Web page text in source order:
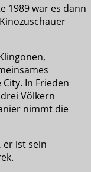
1989 war es dann
In Frieden
Völkern
nimmt die
er ist sein